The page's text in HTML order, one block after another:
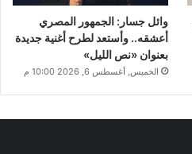
وائل جسار: الجمهور المصري
أعشقه.. وأستعد لطرح أغنية جديدة
بعنوان «نص الليل»
الخميس, أغسطس 6, 2026 10:00 م